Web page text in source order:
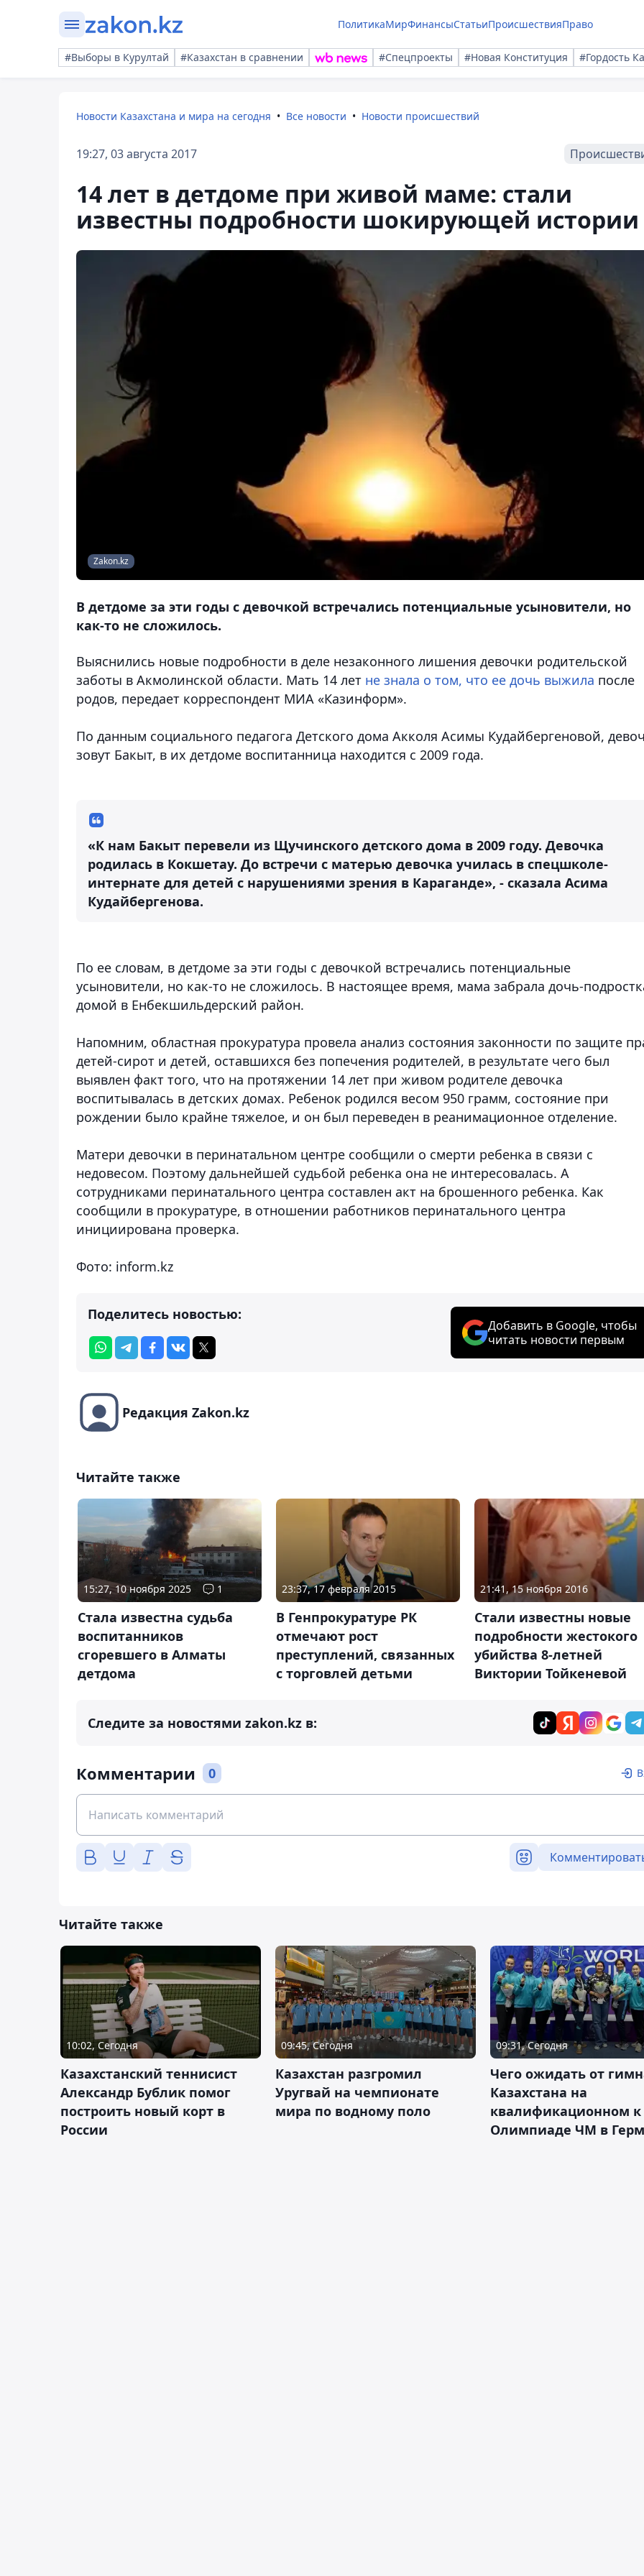
ПолитикаМирФинансыСтатьиПроисшествияПраво
#Выборы в Курултай #Казахстан в сравнении #Спецпроекты #Новая Конституция #Гордость
Новости Казахстана и мира на сегодня Все новости Новости происшествий
19:27, 03 августа 2017
14 лет в детдоме при живой маме: стали
известны подробности шокирующей истории
Zakon.kz
В детдоме за эти годы с девочкой встречались потенциальные усыновители, но
как-то не сложилось.
Выяснились новые подробности в деле незаконного лишения девочки родительской
заботы в Акмолинской области. Мать 14 лет не знала о том, что ее дочь выжила после
родов, передает корреспондент МИА «Казинформ».
По данным социального педагога Детского дома Акколя Асимы Кудайбергеновой,
зовут Бакыт, в их детдоме воспитанница находится с 2009 года.
«К нам Бакыт перевели из Щучинского детского дома в 2009 году. Девочка
родилась в Кокшетау. До встречи с матерью девочка училась в спецшколе-
интернате для детей с нарушениями зрения в Караганде», - сказала Асима
Кудайбергенова.
По ее словам, в детдоме за эти годы с девочкой встречались потенциальные
усыновители, но как-то не сложилось. В настоящее время, мама забрала дочь-
домой в Енбекшильдерский район.
Напомним, областная прокуратура провела анализ состояния законности по защите
детей-сирот и детей, оставшихся без попечения родителей, в результате чего был
выявлен факт того, что на протяжении 14 лет при живом родителе девочка
воспитывалась в детских домах. Ребенок родился весом 950 грамм, состояние при
рождении было крайне тяжелое, и он был переведен в реанимационное отделение.
Матери девочки в перинатальном центре сообщили о смерти ребенка в связи с
недовесом. Поэтому дальнейшей судьбой ребенка она не интересовалась. А
сотрудниками перинатального центра составлен акт на брошенного ребенка. Как
сообщили в прокуратуре, в отношении работников перинатального центра
инициирована проверка.
Фото: inform.kz
Поделитесь новостью:
Добавить в Google, чтобы
читать новости первым
Редакция Zakon.kz
Читайте также
15:27, 10 ноября 2025 1
Стала известна судьба
воспитанников
сгоревшего в Алматы
детдома
23:37, 17 февраля 2015
В Генпрокуратуре РК
отмечают рост
преступлений, связанных
с торговлей детьми
21:41, 15 ноября 2016
Стали известны новые
подробности жестокого
убийства 8-летней
Виктории Тойкеневой
Следите за новостями zakon.kz в:
Комментарии 0
Читайте также
10:02, Сегодня
Казахстанский теннисист
Александр Бублик помог
построить новый корт в
России
09:45, Сегодня
Казахстан разгромил
Уругвай на чемпионате
мира по водному поло
09:31, Сегодня
Чего ожидать от
Казахстана на
квалификационном к
Олимпиаде ЧМ в